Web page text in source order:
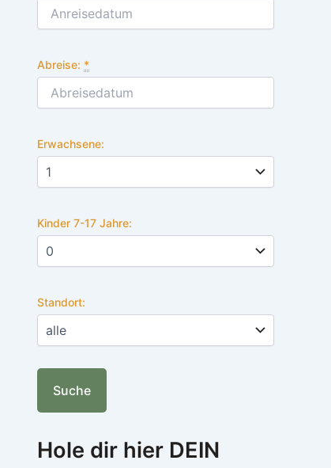
Abreise: *
Erwachsene:
Kinder 7-17 Jahre:
Standort:
Hole dir hier DEIN